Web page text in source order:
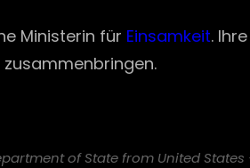
Ministerin für Einsamkeit.
of State from United